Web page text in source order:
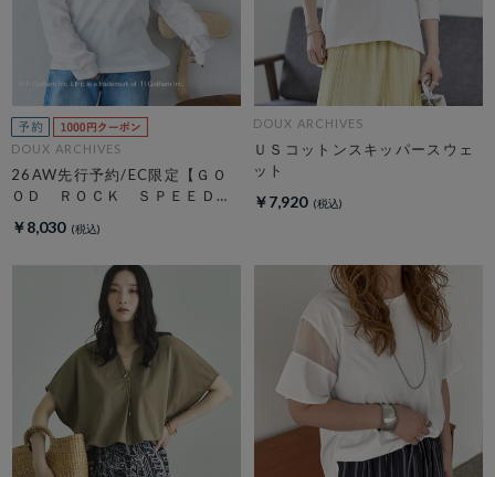
DOUX ARCHIVES
26AW先行予約/EC限定【ＧＯ
ＯＤ ＲＯＣＫ ＳＰＥＥＤ】
ＥＥ
￥8,030
DOUX ARCHIVES
ＵＳコットンスキッパースウェ
ット
￥7,920